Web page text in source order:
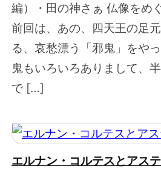
編）・田の神さぁ 仏像をめ
前回は、あの、四天王の足
る、哀愁漂う「邪鬼」をや
鬼もいろいろありまして、
で […]
エルナン・コルテスとアス